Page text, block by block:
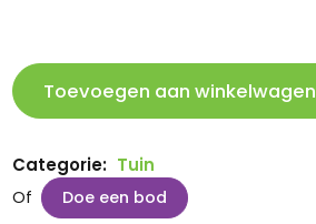
Betonnen
parasolvoet
aantal
Toevoegen aan winkelwagen
Categorie: Tuin
Of Doe een bod